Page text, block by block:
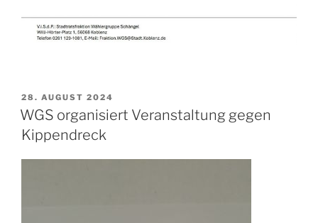
VERÖFFENTLICHT
AM
28. AUGUST 2024
WGS organisiert Veranstaltung gegen
Kippendreck